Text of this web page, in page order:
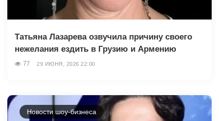
Татьяна Лазарева озвучила причину своего
нежелания ездить в Грузию и Армению
77 29 ИЮНЯ, 2026 22:00
Новости шоу-бизнеса